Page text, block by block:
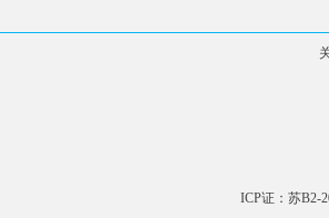
ICP证：苏B2-